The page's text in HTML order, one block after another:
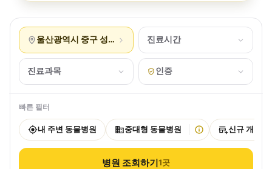
울산광역시 중구 성남동 진료시간
진료과목 인증
빠른 필터
내 주변 동물병원 중대형 동물병원 신규 개원
병원 조회하기1곳